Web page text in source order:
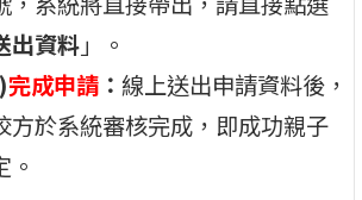
出資料」。
完成申請 ： 線上送出申請資料後，
方於系統審核完成，即成功親子
。